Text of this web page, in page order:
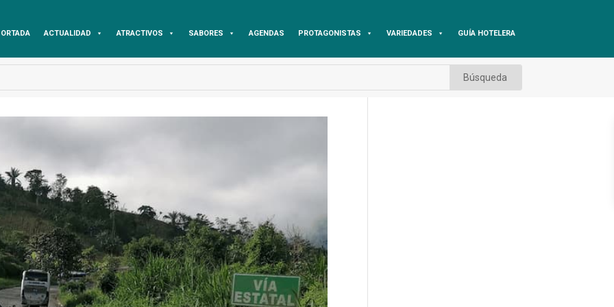
ACTUALIDAD ATRACTIVOS SABORES AGENDAS PROTAGONISTAS VARIEDADES GUÍA HOTELERA